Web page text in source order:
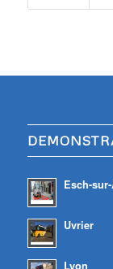
Esch-
Uvrier
Lyon